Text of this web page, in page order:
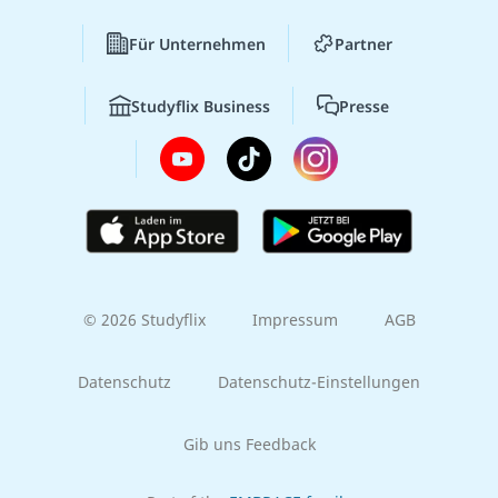
Für Unternehmen Partner
Studyflix Business Presse
© 2026 Studyflix Impressum AGB
Datenschutz Datenschutz-Einstellungen
Gib uns Feedback